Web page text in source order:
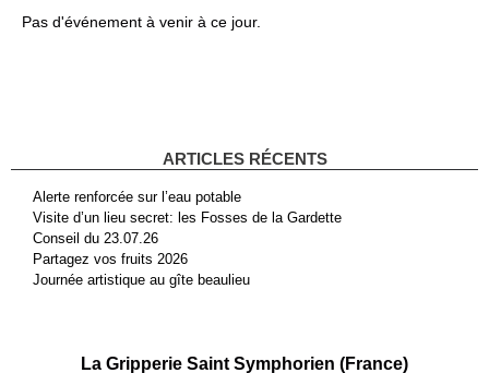
Pas d'événement à venir à ce jour.
ARTICLES RÉCENTS
Alerte renforcée sur l’eau potable
Visite d’un lieu secret: les Fosses de la Gardette
Conseil du 23.07.26
Partagez vos fruits 2026
Journée artistique au gîte beaulieu
La Gripperie Saint Symphorien (France)